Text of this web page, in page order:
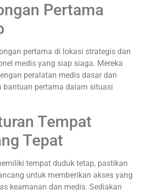
Pertama
pertama di lokasi strategis dan
medis yang siap siaga. Mereka
peralatan medis dasar dan
bantuan pertama dalam situasi
Tempat
Tepat
tempat duduk tetap, pastikan
untuk memberikan akses yang
keamanan dan medis. Sediakan